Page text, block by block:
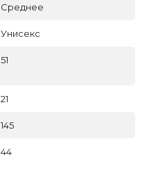
Среднее
Унисекс
51
21
145
44